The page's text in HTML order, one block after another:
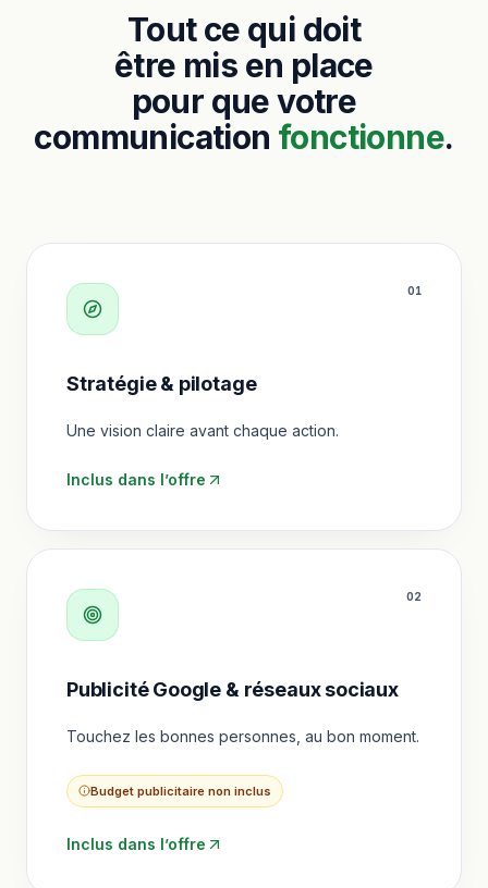
Tout ce qui doit
être mis en place
pour que votre
communication fonctionne.
01
Stratégie & pilotage
Une vision claire avant chaque action.
Inclus dans l’offre
02
Publicité Google & réseaux sociaux
Touchez les bonnes personnes, au bon moment.
Budget publicitaire non inclus
Inclus dans l’offre